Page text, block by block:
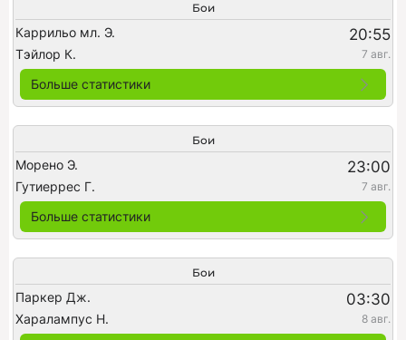
Бои
Каррильо мл. Э. 20:55
Тэйлор К. 7 авг.
Больше статистики
Бои
Морено Э. 23:00
Гутиеррес Г. 7 авг.
Больше статистики
Бои
Паркер Дж. 03:30
Харалампус Н. 8 авг.